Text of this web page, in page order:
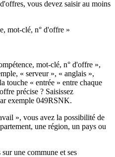
vous devez saisir au moins
mot-clé, n° d'offre »
mot-clé, n° d'offre »,
« serveur », « anglais »,
touche « entrée » entre chaque
précise ? Saisissez
exemple 049RSNK.
», vous avez la possibilité de
une région, un pays ou
une commune et ses